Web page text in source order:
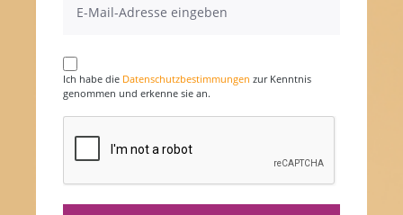
Ich habe die Datenschutzbestimmungen zur Kenntnis
genommen und erkenne sie an.